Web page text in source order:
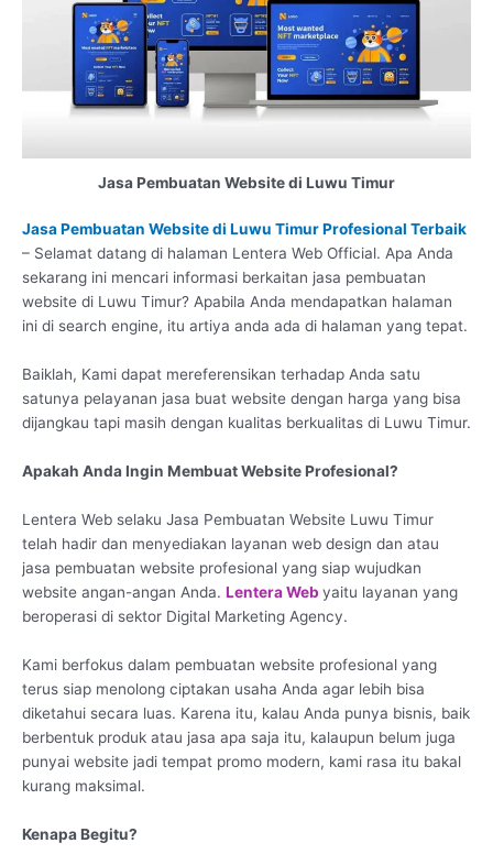
Jasa Pembuatan Website di Luwu Timur
Jasa Pembuatan Website di Luwu Timur Profesional Terbaik
– Selamat datang di halaman Lentera Web Official. Apa Anda
sekarang ini mencari informasi berkaitan jasa pembuatan
website di Luwu Timur? Apabila Anda mendapatkan halaman
ini di search engine, itu artiya anda ada di halaman yang tepat.
Baiklah, Kami dapat mereferensikan terhadap Anda satu
satunya pelayanan jasa buat website dengan harga yang bisa
dijangkau tapi masih dengan kualitas berkualitas di Luwu Timur.
Apakah Anda Ingin Membuat Website Profesional?
Lentera Web selaku Jasa Pembuatan Website Luwu Timur
telah hadir dan menyediakan layanan web design dan atau
jasa pembuatan website profesional yang siap wujudkan
website angan-angan Anda. Lentera Web yaitu layanan yang
beroperasi di sektor Digital Marketing Agency.
Kami berfokus dalam pembuatan website profesional yang
terus siap menolong ciptakan usaha Anda agar lebih bisa
diketahui secara luas. Karena itu, kalau Anda punya bisnis, baik
berbentuk produk atau jasa apa saja itu, kalaupun belum juga
punyai website jadi tempat promo modern, kami rasa itu bakal
kurang maksimal.
Kenapa Begitu?